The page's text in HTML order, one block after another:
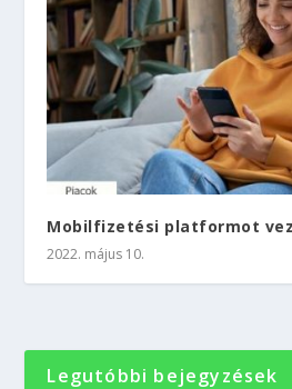
Mobilfizetési platformot
2022. május 10.
Legutóbbi bejegyzések